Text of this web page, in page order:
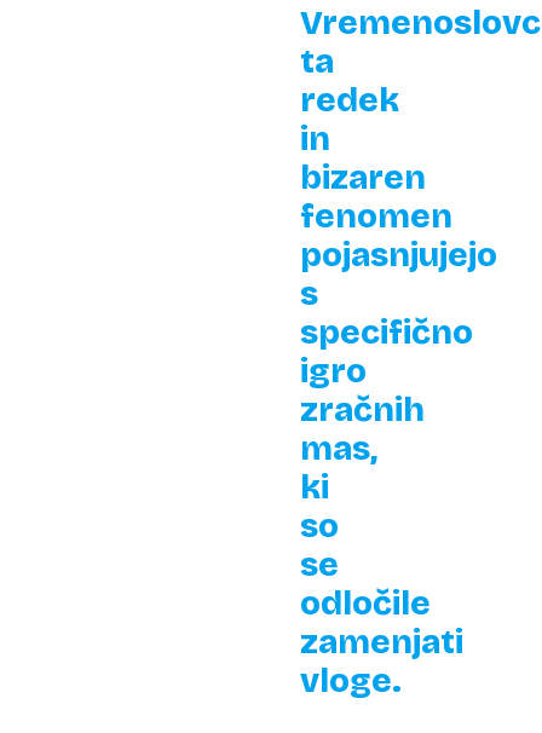
ta
redek
in
bizaren
fenomen
pojasnjujejo
s
specifično
igro
zračnih
mas,
ki
so
se
odločile
zamenjati
vloge.